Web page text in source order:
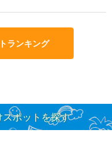
ランキング
ポットを探す